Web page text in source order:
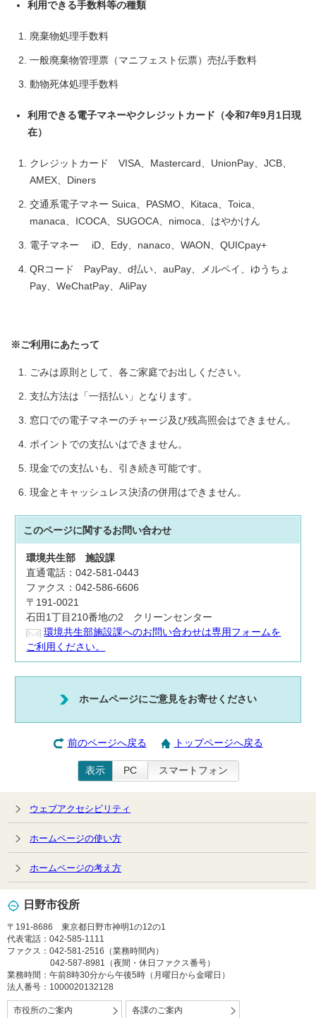
利用できる手数料等の種類
廃棄物処理手数料
一般廃棄物管理票（マニフェスト伝票）売払手数料
動物死体処理手数料
利用できる電子マネーやクレジットカード（令和7年9月1日現
在）
クレジットカード VISA、Mastercard、UnionPay、JCB、
AMEX、Diners
交通系電子マネー Suica、PASMO、Kitaca、Toica、
manaca、ICOCA、SUGOCA、nimoca、はやかけん
電子マネー iD、Edy、nanaco、WAON、QUICpay+
QRコード PayPay、d払い、auPay、メルペイ、ゆうちょ
Pay、WeChatPay、AliPay
※ご利用にあたって
ごみは原則として、各ご家庭でお出しください。
支払方法は「一括払い」となります。
窓口での電子マネーのチャージ及び残高照会はできません。
ポイントでの支払いはできません。
現金での支払いも、引き続き可能です。
現金とキャッシュレス決済の併用はできません。
このページに関するお問い合わせ
環境共生部施設課
直通電話：042-581-0443
ファクス：042-586-6606
〒191-0021
石田1丁目210番地の2 クリーンセンター
環境共生部施設課へのお問い合わせは専用フォームを
ご利用ください。
ホームページにご意見をお寄せください
前のページへ戻る トップページへ戻る
表示 PC スマートフォン
ウェブアクセシビリティ
ホームページの使い方
ホームページの考え方
日野市役所
〒191-8686 東京都日野市神明1の12の1
代表電話：042-585-1111
ファクス：042-581-2516（業務時間内）
042-587-8981（夜間・休日ファクス番号）
業務時間：午前8時30分から午後5時（月曜日から金曜日）
法人番号：1000020132128
市役所のご案内 各課のご案内